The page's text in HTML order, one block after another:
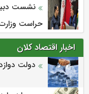
نشست دبیر
حراست
اخبار اقتصاد کلان
دولت